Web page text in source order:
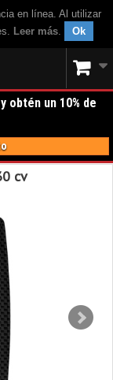
en línea. Al utilizar
Leer más. Ok
y obtén un 10% de
cv